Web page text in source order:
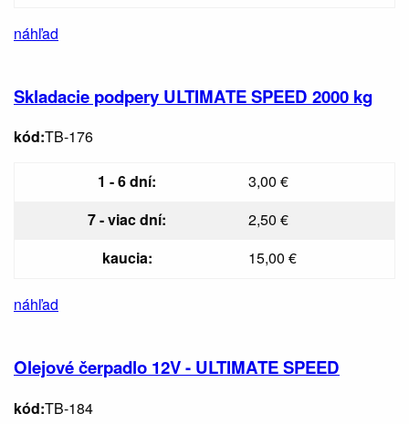
náhľad
Skladacie podpery ULTIMATE SPEED 2000 kg
kód:TB-176
1 - 6 dní:
3,00 €
7 - viac dní:
2,50 €
kaucia:
15,00 €
náhľad
Olejové čerpadlo 12V - ULTIMATE SPEED
kód:TB-184